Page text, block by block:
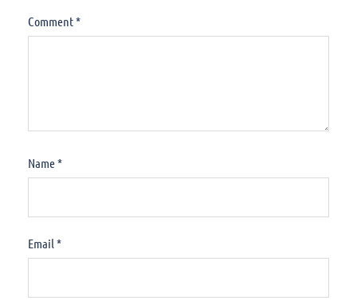
Comment*
Name*
Email *